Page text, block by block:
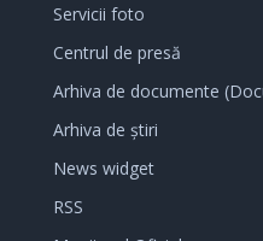
Servicii foto
Centrul de presă
Arhiva de documente
Arhiva de știri
News widget
RSS